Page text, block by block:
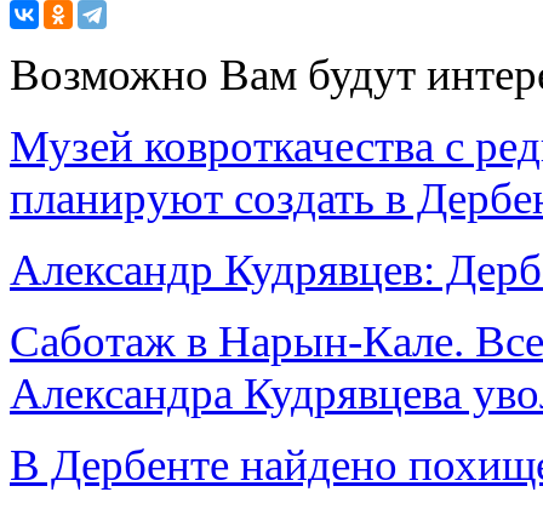
Возможно Вам будут
Музей ковроткачества с
планируют создать в
Александр Кудрявцев:
Саботаж в Нарын-Кале.
Александра Кудрявцева
В Дербенте найдено